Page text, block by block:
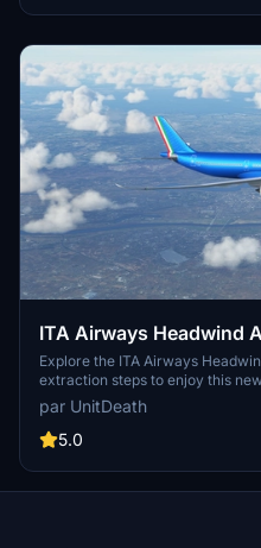
ITA Airways Headwind
Explore the ITA Airways
extraction steps to enjoy this
experience. Connect with the
on Discord. Please note
prohibited.
par UnitDeath
5.0